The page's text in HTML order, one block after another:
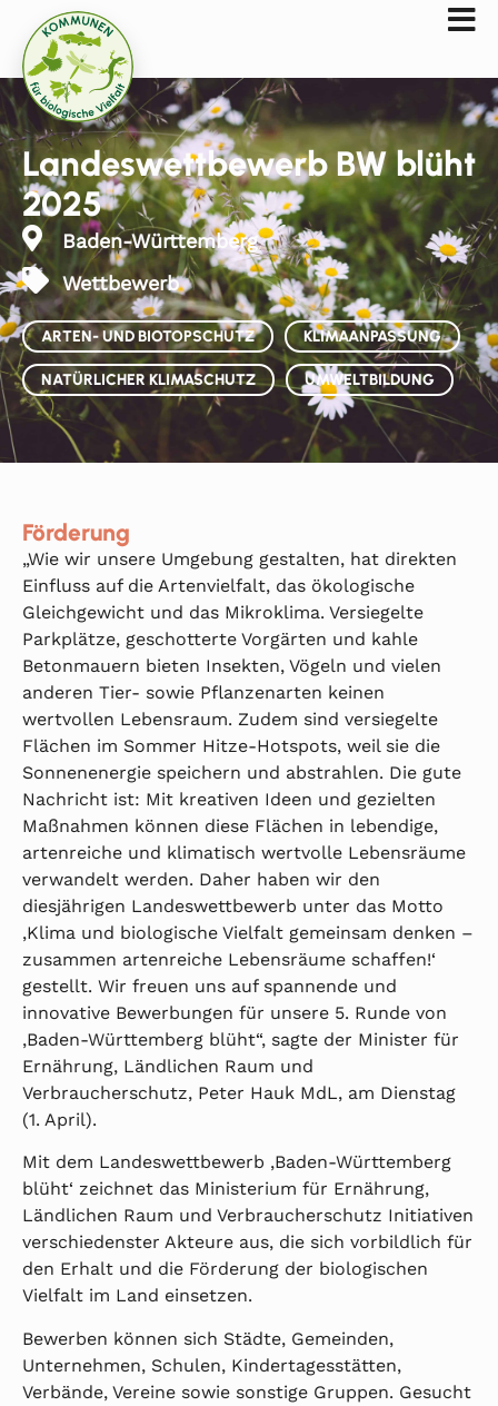
Landeswettbewerb BW blüht
2025
Baden-Württemberg
Wettbewerb
ARTEN- UND BIOTOPSCHUTZ KLIMAANPASSUNG
NATÜRLICHER KLIMASCHUTZ UMWELTBILDUNG
Förderung
„Wie wir unsere Umgebung gestalten, hat direkten
Einfluss auf die Artenvielfalt, das ökologische
Gleichgewicht und das Mikroklima. Versiegelte
Parkplätze, geschotterte Vorgärten und kahle
Betonmauern bieten Insekten, Vögeln und vielen
anderen Tier- sowie Pflanzenarten keinen
wertvollen Lebensraum. Zudem sind versiegelte
Flächen im Sommer Hitze-Hotspots, weil sie die
Sonnenenergie speichern und abstrahlen. Die gute
Nachricht ist: Mit kreativen Ideen und gezielten
Maßnahmen können diese Flächen in lebendige,
artenreiche und klimatisch wertvolle Lebensräume
verwandelt werden. Daher haben wir den
diesjährigen Landeswettbewerb unter das Motto
‚Klima und biologische Vielfalt gemeinsam denken –
zusammen artenreiche Lebensräume schaffen!‘
gestellt. Wir freuen uns auf spannende und
innovative Bewerbungen für unsere 5. Runde von
,Baden-Württemberg blüht“, sagte der Minister für
Ernährung, Ländlichen Raum und
Verbraucherschutz, Peter Hauk MdL, am Dienstag
(1. April).
Mit dem Landeswettbewerb ,Baden-Württemberg
blüht‘ zeichnet das Ministerium für Ernährung,
Ländlichen Raum und Verbraucherschutz Initiativen
verschiedenster Akteure aus, die sich vorbildlich für
den Erhalt und die Förderung der biologischen
Vielfalt im Land einsetzen.
Bewerben können sich Städte, Gemeinden,
Unternehmen, Schulen, Kindertagesstätten,
Verbände, Vereine sowie sonstige Gruppen. Gesucht